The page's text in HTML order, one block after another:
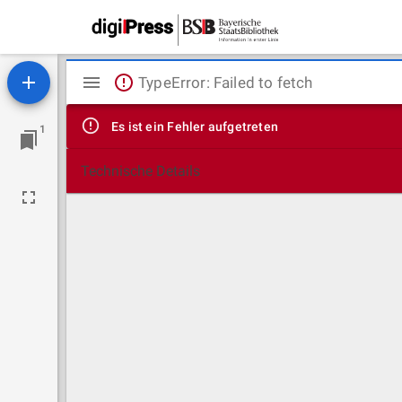
1
Mirador
Viewer
TypeError: Failed to fetch
Es ist ein Fehler aufgetreten
Technische Details